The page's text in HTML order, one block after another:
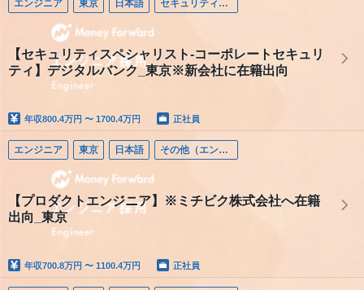
エンジニア 東京 日本語 セキュリティエンジニア
【セキュリティスペシャリスト-コーポレートセキュリ
ティ】デジタルバンク_東京※新会社に在籍出向
年収800.4万円 〜 1700.4万円 正社員
エンジニア 東京 日本語 その他（エンジニア）
【プロダクトエンジニア】※ミチビク株式会社へ在籍
出向_東京
年収700.8万円 〜 1100.4万円 正社員